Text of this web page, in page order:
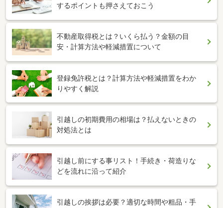
するポイントも押さえておこう
不動産取得税とは？いくら払う？金額の目
安・計算方法や軽減措置について
登録免許税とは？計算方法や軽減措置をわか
りやすく解説
引越しの初期費用の相場は？払えないときの
対処法とは
引越し前にする事リスト！手続き・荷造りな
どを流れに沿って紹介
引越しの挨拶は必要？適切な時間や粗品・手